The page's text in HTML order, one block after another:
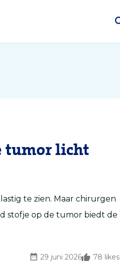
tumor licht
te zien. Maar chirurgen
stofje op de tumor biedt de
29 juni 2026 78 likes